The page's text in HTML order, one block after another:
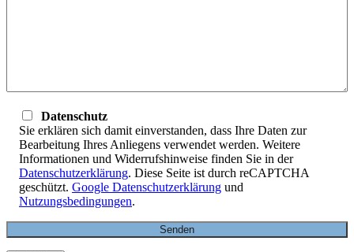
Datenschutz
Sie erklären sich damit einverstanden, dass Ihre Daten zur
Bearbeitung Ihres Anliegens verwendet werden. Weitere
Informationen und Widerrufshinweise finden Sie in der
Datenschutzerklärung. Diese Seite ist durch reCAPTCHA
geschützt. Google Datenschutzerklärung und
Nutzungsbedingungen.